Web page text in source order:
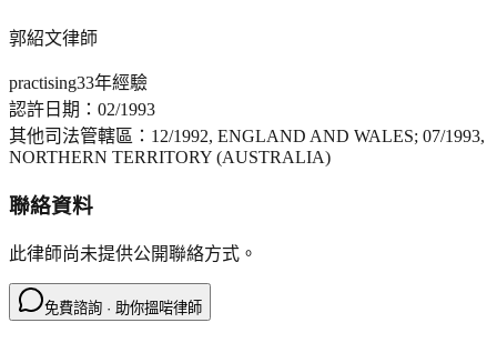
郭紹文律師
practising33年經驗
認許日期： 02/1993
其他司法管轄區： 12/1992, ENGLAND AND WALES; 07/1993,
NORTHERN TERRITORY (AUSTRALIA)
聯絡資料
此律師尚未提供公開聯絡方式。
免費諮詢 · 助你搵啱律師